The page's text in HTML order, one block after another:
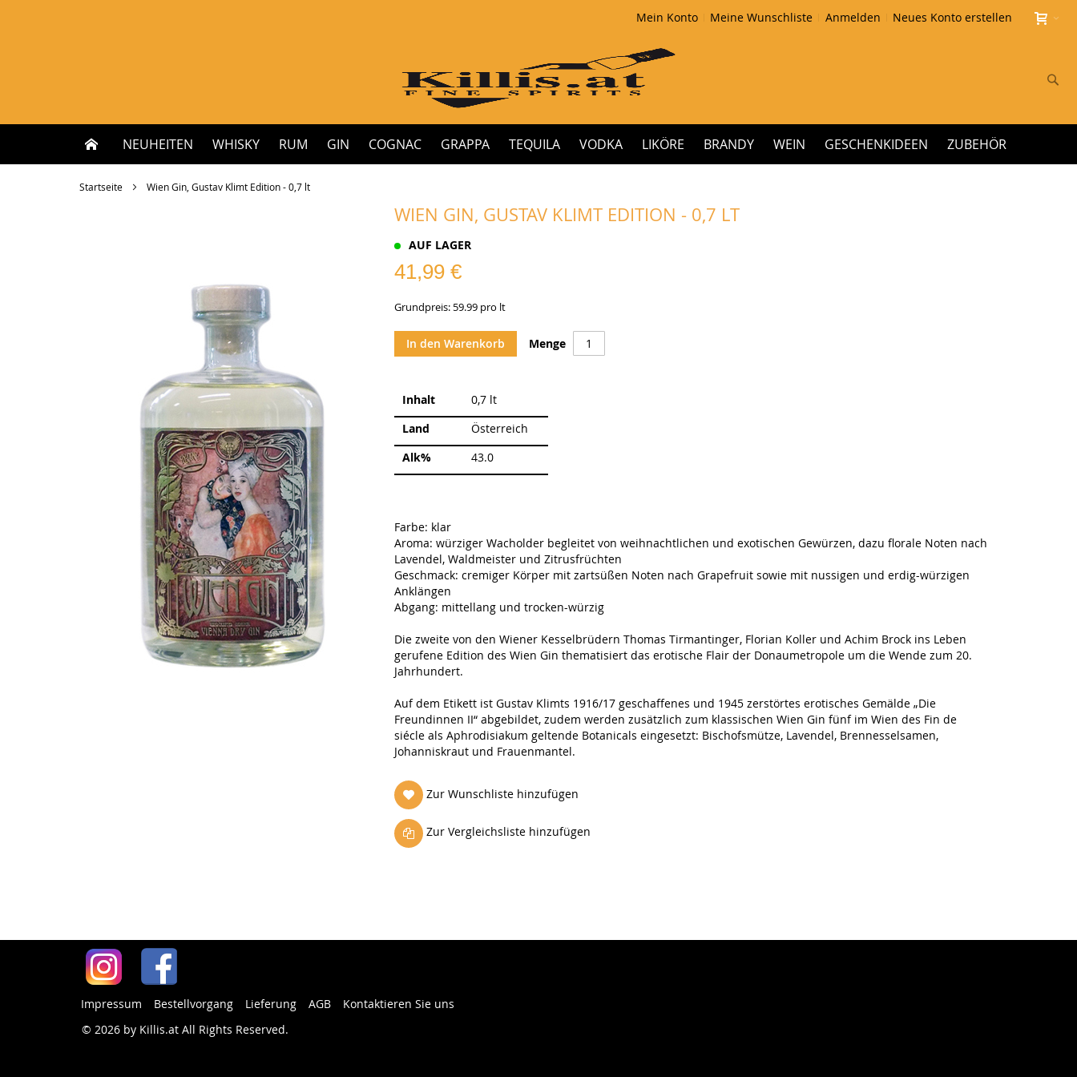
Mein Konto Meine Wunschliste Anmelden Neues Konto erstellen
NEUHEITEN WHISKY RUM GIN COGNAC GRAPPA TEQUILA VODKA LIKÖRE BRANDY WEIN GESCHENKIDEEN ZUBEHÖR
Startseite Wien Gin, Gustav Klimt Edition - 0,7 lt
WIEN GIN, GUSTAV KLIMT EDITION - 0,7 LT
AUF LAGER
41,99 €
Grundpreis: 59.99 pro lt
Menge
In den Warenkorb
Weitere
Inhalt
0,7 lt
Land
Österreich
Alk%
43.0
Farbe: klar
Aroma: würziger Wacholder begleitet von weihnachtlichen und exotischen Gewürzen, dazu florale Noten nach
Lavendel, Waldmeister und Zitrusfrüchten
Geschmack: cremiger Körper mit zartsüßen Noten nach Grapefruit sowie mit nussigen und erdig-würzigen
Anklängen
Abgang: mittellang und trocken-würzig
Die zweite von den Wiener Kesselbrüdern Thomas Tirmantinger, Florian Koller und Achim Brock ins Leben
gerufene Edition des Wien Gin thematisiert das erotische Flair der Donaumetropole um die Wende zum 20.
Jahrhundert.
Auf dem Etikett ist Gustav Klimts 1916/17 geschaffenes und 1945 zerstörtes erotisches Gemälde „Die
Freundinnen II“ abgebildet, zudem werden zusätzlich zum klassischen Wien Gin fünf im Wien des Fin de
siécle als Aphrodisiakum geltende Botanicals eingesetzt: Bischofsmütze, Lavendel, Brennesselsamen,
Johanniskraut und Frauenmantel.
Zur Wunschliste hinzufügen
Zur Vergleichsliste hinzufügen
Impressum Bestellvorgang Lieferung AGB
Kontaktieren Sie uns
© 2026 by Killis.at All Rights Reserved.